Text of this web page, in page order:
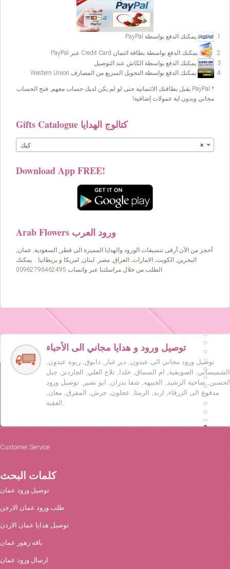
يمكنك الدفع بواسطة PayPal
يمكنك الدفع بواسطة بطاقة ائتمان Credit Card عبر PayPal
يمكنك الدفع بواسطة الكاش عند التوصيل
يمكنك الدفع بواسطة التحويل السريع من المصارف Western Union
* PayPal يقبل بطاقتك الائتمانية حتى لو لم يكن لديك حساب معهم, فتح الحساب
مجاني وبدون اية عمولات إضافية!
Gifts Catalogue كتالوج الهدايا
× كيك
Download App FREE!
Arab Flowers ورود العرب
أحجز من الآن أرقى تنسيقات الورود والهدايا المميزة الى قطر, السعودية, عمان,
البحرين, الكويت, الامارات, العراق, مصر, لبنان, امريكا و بريطانيا… يمكنك
الطلب من خلال مراسلتنا عبر واتساب 00962796462495
توصيل ورود و هدايا مجاني الى الأحباء
توصيل ورود مجاني الى عبدون, دير غبار, دابوق, ربوه عبدون,
الشميساني, الصويفية, ام السماق, خلدا, تلاع العلي, الجاردنز, جبل
ضاحية الرشيد, الجبيهه, شفا بدران, ابو نصير. توصيل ورود
مدفوع الى الزرقاء, اربد, الرمثا, عجلون, جرش, المفرق, معان,
العقبة.
Customer Service
كلمات البحث
توصيل ورود عمان
طلب ورود عمان الارجن
توصيل هدايا عمان الاردن
باقه زهور عمان
ارسال ورود عمان